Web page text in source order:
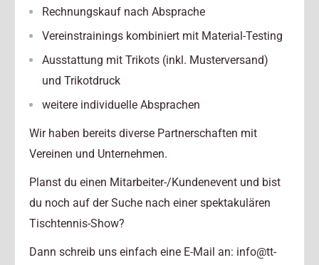
Rechnungskauf nach Absprache
Vereinstrainings kombiniert mit Material-Testing
Ausstattung mit Trikots (inkl. Musterversand)
und Trikotdruck
weitere individuelle Absprachen
Wir haben bereits diverse Partnerschaften mit
Vereinen und Unternehmen.
Planst du einen Mitarbeiter-/Kundenevent und bist
du noch auf der Suche nach einer spektakulären
Tischtennis-Show?
Dann schreib uns einfach eine E-Mail an: info@tt-